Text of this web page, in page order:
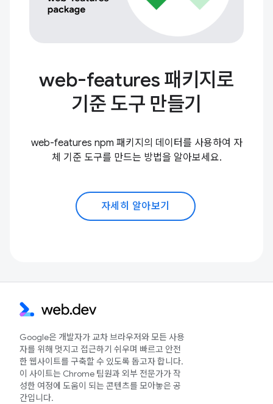
web-features 패키지로
기준 도구 만들기
web-features npm 패키지의 데이터를 사용하여 자
체 기준 도구를 만드는 방법을 알아보세요.
자세히 알아보기
Google은 개발자가 교차 브라우저와 모든 사용
자를 위해 멋지고 접근하기 쉬우며 빠르고 안전
한 웹사이트를 구축할 수 있도록 돕고자 합니다.
이 사이트는 Chrome 팀원과 외부 전문가가 작
성한 여정에 도움이 되는 콘텐츠를 모아놓은 공
간입니다.